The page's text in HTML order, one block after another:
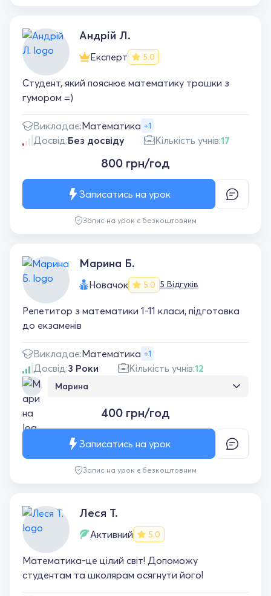
Андрій Л.
Експерт 5.0
Студент, який пояснює математику трошки з
гумором =)
Викладає:Математика +1
Досвід:Без досвіду Кількість учнів:17
800 грн/год
Запис на урок є безкоштовним
Записатись на урок
Марина Б.
Новачок 5.0 5 Відгуків
Репетитор з математики 1-11 класи, підготовка
до екзаменів
Викладає:Математика +1
Досвід:3 Роки Кількість учнів:12
Марина
спокійно та зрозуміло пояснює матеріал,
На заняттях приємна атмосфера і час
проходить непомітно. Дуже рада, що
займалася саме з нею))
400 грн/год
Запис на урок є безкоштовним
Записатись на урок
Леся Т.
Активний 5.0
Математика-це цілий світ! Допоможу
студентам та школярам осягнути його!